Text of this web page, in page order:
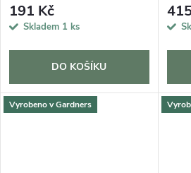
191 Kč
Skladem 1 ks
DO KOŠÍKU
Vyrobeno v Gardners